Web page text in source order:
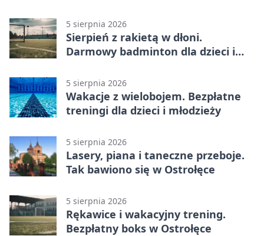
5 sierpnia 2026
Sierpień z rakietą w dłoni.
Darmowy badminton dla dzieci i
5 sierpnia 2026
Wakacje z wielobojem. Bezpłatne
treningi dla dzieci i młodzieży
5 sierpnia 2026
Lasery, piana i taneczne przeboje.
Tak bawiono się w Ostrołęce
5 sierpnia 2026
Rękawice i wakacyjny trening.
Bezpłatny boks w Ostrołęce